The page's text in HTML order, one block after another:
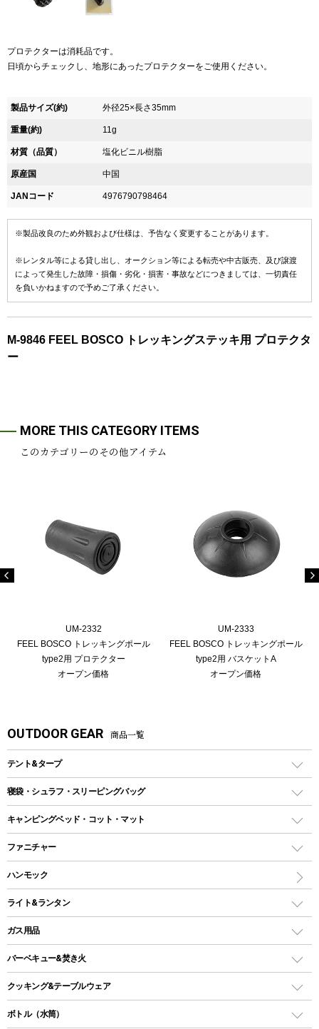
プロテクターは消耗品です。
日頃からチェックし、地形にあったプロテクターをご使用ください。
製品サイズ(約) 外径25×長さ35mm
重量(約) 11g
材質（品質） 塩化ビニル樹脂
原産国 中国
JANコード 4976790798464
※製品改良のため外観および仕様は、予告なく変更することがあります。
※レンタル等による貸し出し、オークション等による転売や中古販売、及び譲渡
によって発生した故障・損傷・劣化・損害・事故などにつきましては、一切責任
を負いかねますので予めご了承ください。
M-9846 FEEL BOSCO トレッキングステッキ用 プロテクタ
ー
MORE THIS CATEGORY ITEMS
このカテゴリーのその他アイテム
UM-2332
FEEL BOSCO トレッキングポール
type2用 プロテクター
オープン価格
UM-2333
FEEL BOSCO トレッキングポール
type2用 バスケットA
オープン価格
OUTDOOR GEAR 商品一覧
テント&タープ
テント
ツールームテント
ワンポールテント
シェルターテント
ロッジ型・オリジナルテント
タープ
スクエアタープ（レクタタープ）
メッシュタープ
寝袋・シュラフ・スリーピングバッグ
レクタングラー型（封筒型）シュラフ
インナーシュラフ
キャンピングベッド・コット・マット
キャンピングベッド・コット
インフレータブルマット
ファニチャー
アウトドアテーブル
レジャーシート
ハンモック
ライト&ランタン
LEDランタン
ガスランタン
オイルランタン
LEDライト
ガス用品
ガスバーナー
ガス缶
バーベキュー&焚き火
バーベキューコンロ、グリル
焚き火台タイプ（ロースタイル）グリル
クッキング&テーブルウェア
ダッチオーブン
ボトル（水筒）